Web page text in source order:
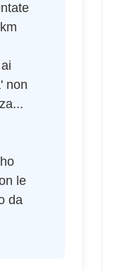
non
le
da